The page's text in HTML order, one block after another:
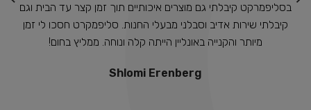
בסליפמרקט קיבלתי גם מוצרים איכותיים תוך זמן קצר עד הבית וגם
קיבלתי שירות אדיב וסבלני מבעלי החנות. סליפמקרט חסכו לי זמן
מיותר והקנייה באונליין הייתה קלה ונוחה. ממליץ בחום!
Shlomi Erenberg